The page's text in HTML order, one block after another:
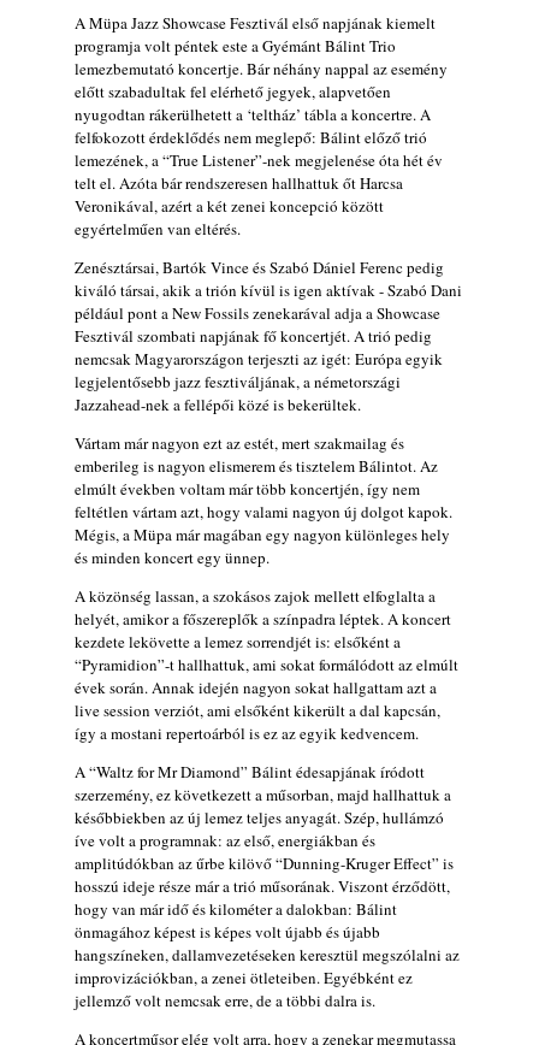
Kikkel beszéltem 2.0 – 5. rész: D
2026. augusztus 04.
Lemezek a hatvanas-hetvenes évekből - 84.
rész: Irving Ashby – Memoirs
2026. augusztus 04.
10 éve halt meg lapunk főszerkesztő-
helyettese, Csányi Attila
2026. augusztus 04.
45 éve történt… Jazz-rock albumok 1981-
ből - Shakatak „Drivin’ Hard”
2026. augusztus 03.
Jazz a Márványteremben – Mizar (2008.
január 4.)
2026. augusztus 03.
Gondolataim - 2026 (XI. évfolyam - 8. rész)
2026. augusztus 02.
A 21. században meghalt magyar jazz
muzsikusok – 109. rész: (Dr.) Borissza Géza
2026. augusztus 02.
Exkluzív interjú Bóna Lászlóval
2026. augusztus 01.
2026-os jazzfesztiválok, amelyekről én is
tudok… 18. rész: Zempléni Fesztivál
(Sátoraljaújhely – 2026. augusztus 13-23.)
2026. augusztus 01.
Jazz-rock albumok 1986-ból - John Scofield
„Still Warm”
2026. augusztus 01.
Ma 40 éves Gyarmati Gábor és 54 éves
Florian Ross
2026. augusztus 01.
Vér, tornádó és jazz – megjelent a Daveform
Quintet és Kurt Rosenwinkel közös
lemezének új előfutára, a Sharknado
A Müpa Jazz Showcase Fesztivál első napjának kiemelt
programja volt péntek este a Gyémánt Bálint Trio
lemezbemutató koncertje. Bár néhány nappal az esemény
előtt szabadultak fel elérhető jegyek, alapvetően
nyugodtan rákerülhetett a ‘teltház’ tábla a koncertre. A
felfokozott érdeklődés nem meglepő: Bálint előző trió
lemezének, a “True Listener”-nek megjelenése óta hét év
telt el. Azóta bár rendszeresen hallhattuk őt Harcsa
Veronikával, azért a két zenei koncepció között
egyértelműen van eltérés.
Zenésztársai, Bartók Vince és Szabó Dániel Ferenc pedig
kiváló társai, akik a trión kívül is igen aktívak - Szabó Dani
például pont a New Fossils zenekarával adja a Showcase
Fesztivál szombati napjának fő koncertjét. A trió pedig
nemcsak Magyarországon terjeszti az igét: Európa egyik
legjelentősebb jazz fesztiváljának, a németországi
Jazzahead-nek a fellépői közé is bekerültek.
Vártam már nagyon ezt az estét, mert szakmailag és
emberileg is nagyon elismerem és tisztelem Bálintot. Az
elmúlt években voltam már több koncertjén, így nem
feltétlen vártam azt, hogy valami nagyon új dolgot kapok.
Mégis, a Müpa már magában egy nagyon különleges hely
és minden koncert egy ünnep.
A közönség lassan, a szokásos zajok mellett elfoglalta a
helyét, amikor a főszereplők a színpadra léptek. A koncert
kezdete lekövette a lemez sorrendjét is: elsőként a
“Pyramidion”-t hallhattuk, ami sokat formálódott az elmúlt
évek során. Annak idején nagyon sokat hallgattam azt a
live session verziót, ami elsőként kikerült a dal kapcsán,
így a mostani repertoárból is ez az egyik kedvencem.
A “Waltz for Mr Diamond” Bálint édesapjának íródott
szerzemény, ez következett a műsorban, majd hallhattuk a
későbbiekben az új lemez teljes anyagát. Szép, hullámzó
íve volt a programnak: az első, energiákban és
amplitúdókban az űrbe kilövő “Dunning-Kruger Effect” is
hosszú ideje része már a trió műsorának. Viszont érződött,
hogy van már idő és kilométer a dalokban: Bálint
önmagához képest is képes volt újabb és újabb
hangszíneken, dallamvezetéseken keresztül megszólalni az
improvizációkban, a zenei ötleteiben. Egyébként ez
jellemző volt nemcsak erre, de a többi dalra is.
A koncertműsor elég volt arra, hogy a zenekar megmutassa